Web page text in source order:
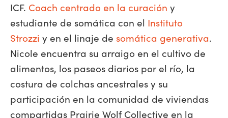
ICF. Coach centrado en la curación y
estudiante de somática con el Instituto
Strozzi y en el linaje de somática generativa.
Nicole encuentra su arraigo en el cultivo de
alimentos, los paseos diarios por el río, la
costura de colchas ancestrales y su
participación en la comunidad de viviendas
compartidas Prairie Wolf Collective en la